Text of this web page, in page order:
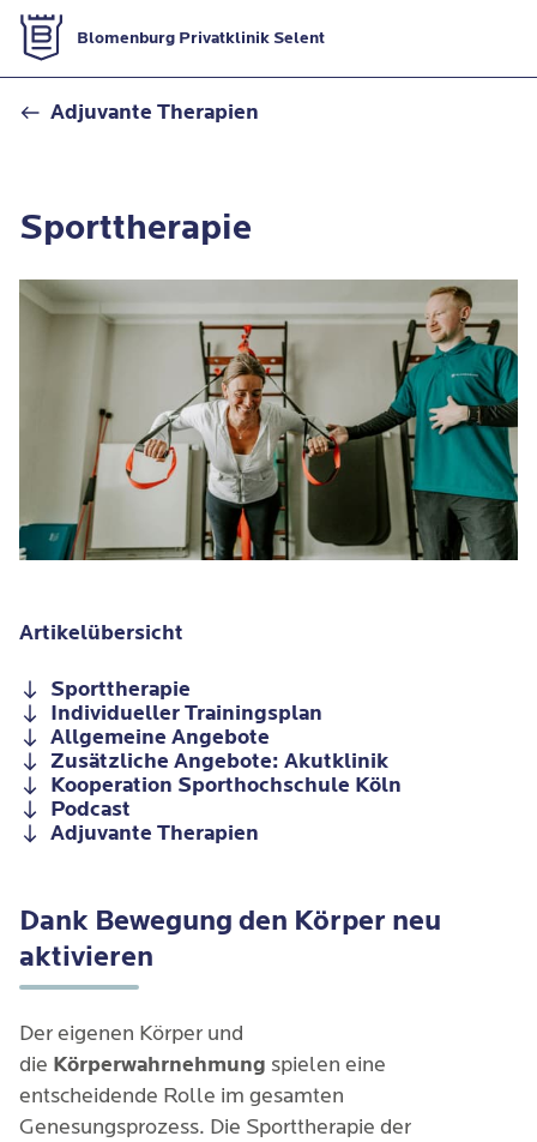
Zur Startseite
Blomenburg Privatklinik Selent
Adjuvante Therapien
Sporttherapie
Artikelübersicht
Sporttherapie
Individueller Trainingsplan
Allgemeine Angebote
Zusätzliche Angebote: Akutklinik
Kooperation Sporthochschule Köln
Podcast
Adjuvante Therapien
Dank Bewegung den Körper neu
aktivieren
Der eigenen Körper und
die Körperwahrnehmung spielen eine
entscheidende Rolle im gesamten
Genesungsprozess. Die Sporttherapie der